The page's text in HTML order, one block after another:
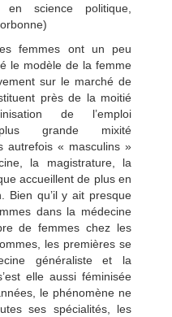
en science politique,
femmes ont un peu
le modèle de la femme
sur le marché de
près de la moitié
de l’emploi
plus grande mixité
autrefois « masculins »
la magistrature, la
accueillent de plus en
Bien qu’il y ait presque
dans la médecine
de femmes chez les
les premières se
généraliste et la
elle aussi féminisée
le phénomène ne
ses spécialités, les